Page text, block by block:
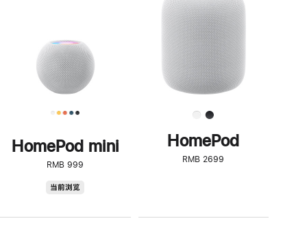
HomePod mini
RMB 999
当前浏览
了
解
HomePod<
HomePod
RMB 2699